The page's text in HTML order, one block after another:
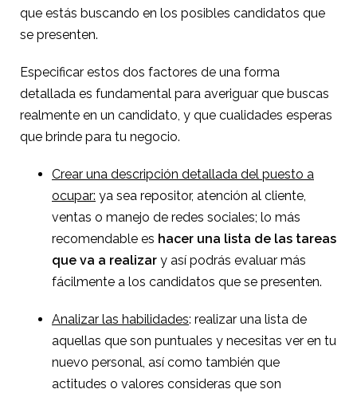
que estás buscando en los posibles candidatos que
se presenten.
Especificar estos dos factores de una forma
detallada es fundamental para averiguar que buscas
realmente en un candidato, y que cualidades esperas
que brinde para tu negocio.
Crear una descripción detallada del puesto a
ocupar: ya sea repositor, atención al cliente,
ventas o manejo de redes sociales; lo más
recomendable es hacer una lista de las tareas
que va a realizar y así podrás evaluar más
fácilmente a los candidatos que se presenten.
Analizar las habilidades: realizar una lista de
aquellas que son puntuales y necesitas ver en tu
nuevo personal, así como también que
actitudes o valores consideras que son